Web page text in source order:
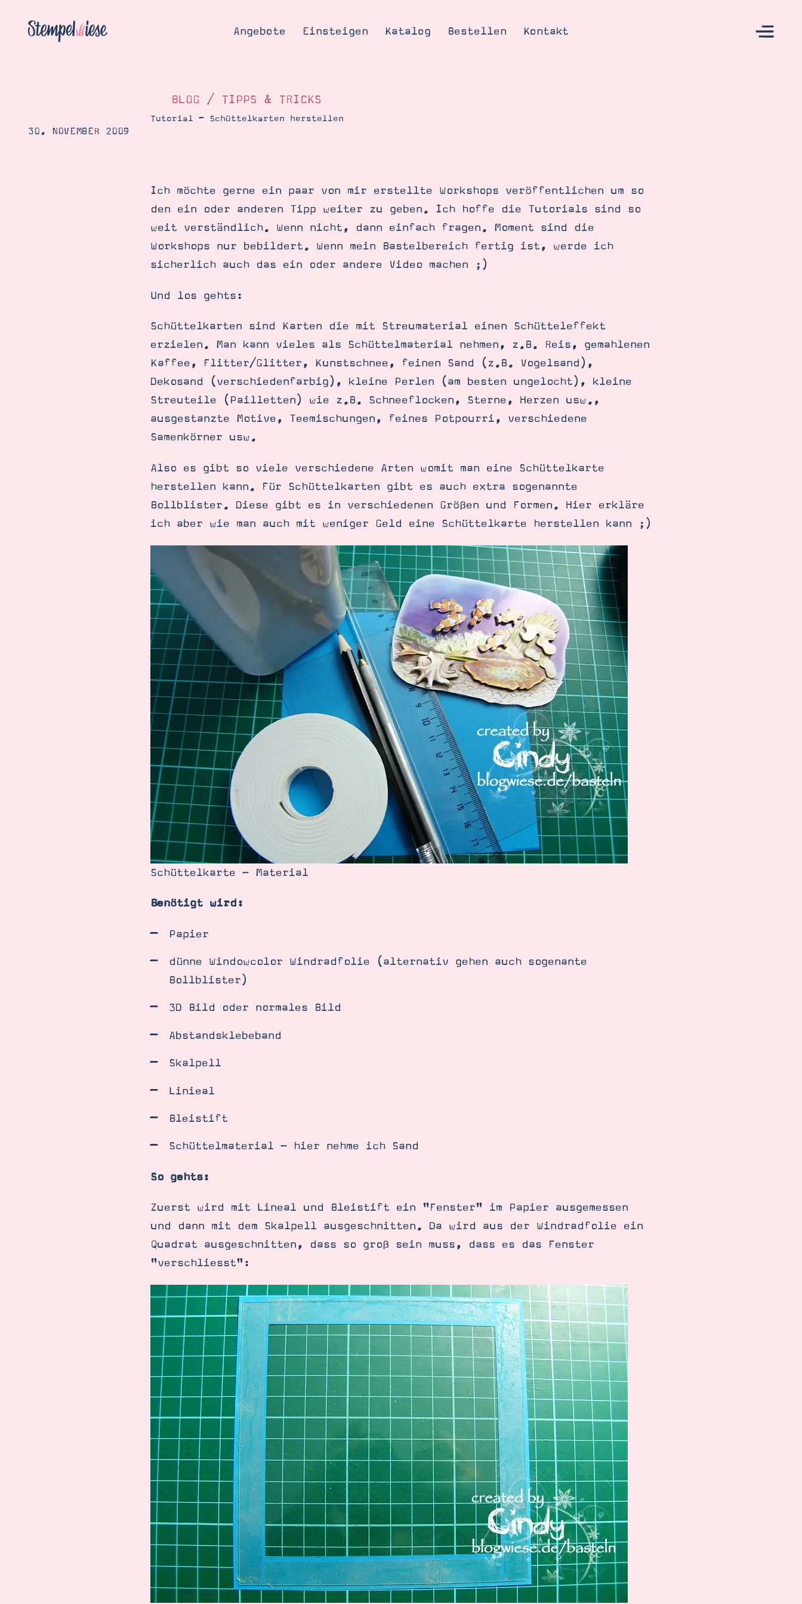
Angebote Einsteigen Katalog Bestellen Kontakt
Blog
Gutscheine
Produkte erklärt
Über mich
Über Stampin’ Up!
Datenschutz
SUCHE
BLOG / TIPPS & TRICKS
Tutorial – Schüttelkarten herstellen
30. NOVEMBER 2009
Ich möchte gerne ein paar von mir erstellte Workshops veröffentlichen um so
den ein oder anderen Tipp weiter zu geben. Ich hoffe die Tutorials sind so
weit verständlich. Wenn nicht, dann einfach fragen. Moment sind die
Workshops nur bebildert. Wenn mein Bastelbereich fertig ist, werde ich
sicherlich auch das ein oder andere Video machen ;)
Und los gehts:
Schüttelkarten sind Karten die mit Streumaterial einen Schütteleffekt
erzielen. Man kann vieles als Schüttelmaterial nehmen, z.B. Reis, gemahlenen
Kaffee, Flitter/Glitter, Kunstschnee, feinen Sand (z.B. Vogelsand),
Dekosand (verschiedenfarbig), kleine Perlen (am besten ungelocht), kleine
Streuteile (Pailletten) wie z.B. Schneeflocken, Sterne, Herzen usw.,
ausgestanzte Motive, Teemischungen, feines Potpourri, verschiedene
Samenkörner usw.
Also es gibt so viele verschiedene Arten womit man eine Schüttelkarte
herstellen kann. Für Schüttelkarten gibt es auch extra sogenannte
Bollblister. Diese gibt es in verschiedenen Größen und Formen. Hier erkläre
ich aber wie man auch mit weniger Geld eine Schüttelkarte herstellen kann ;)
Schüttelkarte - Material
Benötigt wird:
Papier
dünne Windowcolor Windradfolie (alternativ gehen auch sogenante
Bollblister)
3D Bild oder normales Bild
Abstandsklebeband
Skalpell
Linieal
Bleistift
Schüttelmaterial - hier nehme ich Sand
So gehts:
Zuerst wird mit Lineal und Bleistift ein "Fenster" im Papier ausgemessen
und dann mit dem Skalpell ausgeschnitten. Da wird aus der Windradfolie ein
Quadrat ausgeschnitten, dass so groß sein muss, dass es das Fenster
"verschliesst":